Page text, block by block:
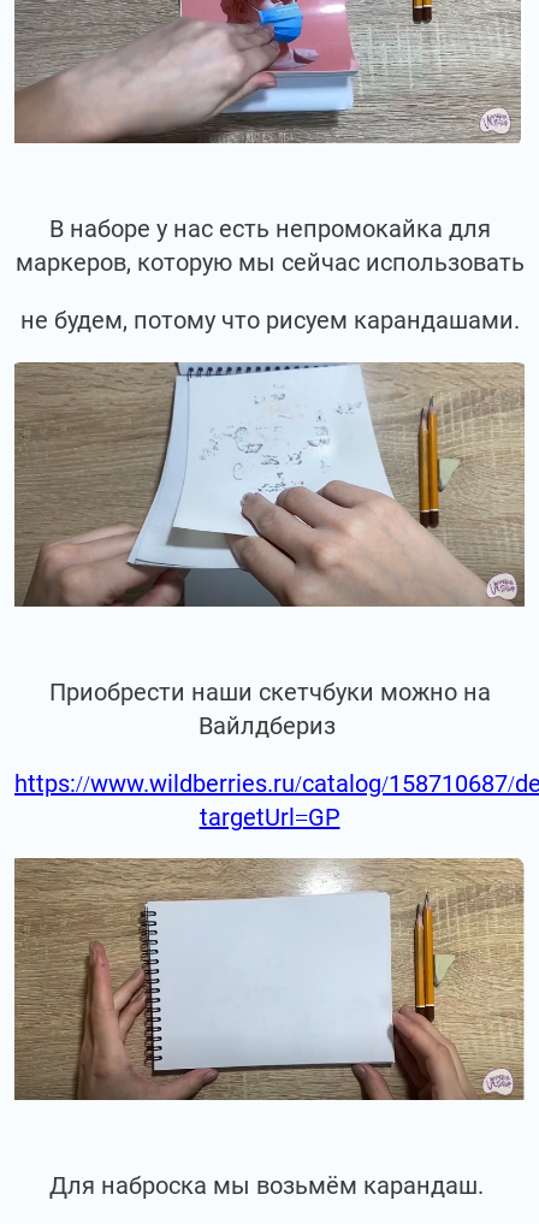
В наборе у нас есть непромокайка для
маркеров, которую мы сейчас использовать
не будем, потому что рисуем карандашами.
Приобрести наши скетчбуки можно на
Вайлдбериз
https://www.wildberries.ru/catalog/158710687/
targetUrl=GP
Для наброска мы возьмём карандаш.